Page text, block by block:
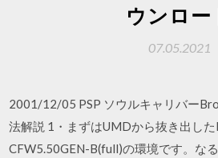
ウンロー
07.05.2021
2001/12/05 PSP ソウルキャリバー
法解説 1・まずはUMDから抜き出した
CFW5.50GEN-B(full)の環境です。な